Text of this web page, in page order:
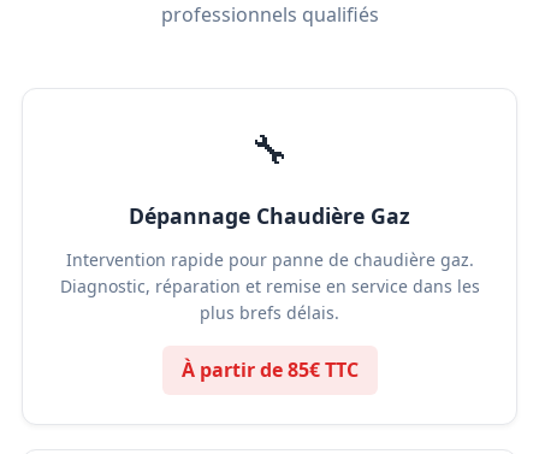
professionnels qualifiés
🔧
Dépannage Chaudière Gaz
Intervention rapide pour panne de chaudière gaz.
Diagnostic, réparation et remise en service dans les
plus brefs délais.
À partir de 85€ TTC